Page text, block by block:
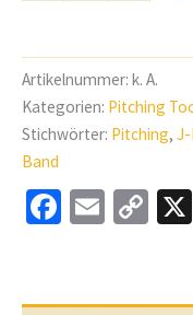
Bands
für
Arm
Stückzahl
Artikelnummer: k. A.
Kategorien: Pitching
Stichwörter: Pitching,
Band
Facebook
Email